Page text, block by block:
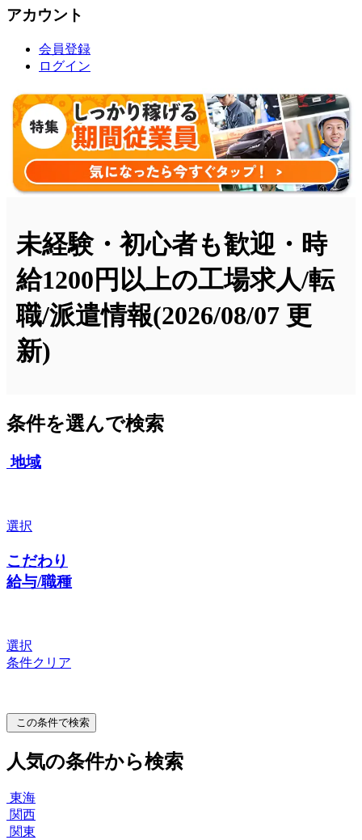
アカウント
会員登録
ログイン
未経験・初心者も歓迎・時
給1200円以上の工場求人/転
職/派遣情報(2026/08/07 更
新)
条件を選んで検索
地域
選択
こだわり
給与/職種
選択
条件クリア
この条件で検索
人気の条件から検索
東海
関西
関東